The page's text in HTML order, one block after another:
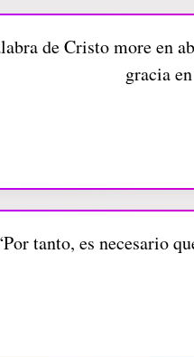
de Cristo more en
gracia
tanto, es necesario